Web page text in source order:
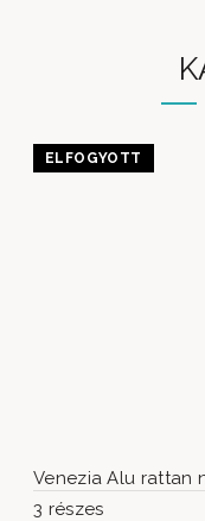
ELFOGYOTT
Venezia Alu rattan
3 részes